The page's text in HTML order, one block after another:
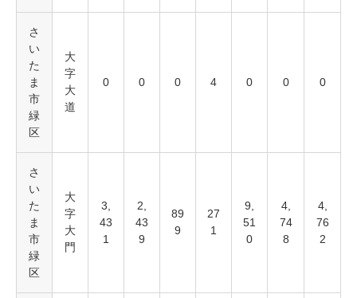
さ
い
た
ま
市
緑
区
大
字
大
道
0 0 0 4 0 0 0
さ
い
た
ま
市
緑
区
大
字
大
門
3,
43
1
2,
43
9
89
9
27
1
9,
51
0
4,
74
8
4,
76
2